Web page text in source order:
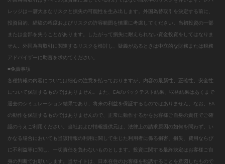
レッジは一層大きなリスクと損失の可能性を生み出します。外国為替取引を決定する前に、
投資目的、経験の程度およびリスクの許容範囲を慎重に考慮してください。当初投資の一部
または全部を失うことがあります。したがって損失に耐えられない資金投資をしてはなりま
せん。外国為替取引に関連するリスクを検討し、疑義があるときは中立的な財務または税務
アドバイザーに助言を求めてください。
■免責事項
各種情報の内容については細心の注意を払っておりますが、内容の最新性、正確性、安全性
について保証するものではありません。また、EAのバックテスト結果、収益結果はあくまで
過去のシミュレーション結果であり、将来の利益を保証するものではありません。なお、EA
の動作を保証するものではありませんので、正常に動作するかをお客様ご自身の責任でご確
認のうえご利用ください。当社および情報提供元は、法律上の請求原因の如何を問わず、い
かなる場合においても当該情報の利用に関して生じた利用者に係る損害、損失、費用ならび
に不利益等に関し、一切責任を負わないものとします。投資に関する最終決定はお客様ご自
身の判断でお願いします。当サイトは、日本在住のお客様を勧誘することを意図したもので